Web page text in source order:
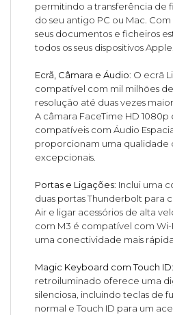
permitindo a transferência de
do seu antigo PC ou Mac.
seus documentos e ficheiros
todos os seus dispositivos Apple.
Ecrã, Câmara e Áudio: O ecrã
compatível com mil milhões
resolução até duas vezes
A câmara FaceTime HD 1080p
compatíveis com Áudio
proporcionam uma qualidade
excepcionais.
Portas e Ligações: Inclui uma
duas portas Thunderbolt para
Air e ligar acessórios de alta
com M3 é compatível com
uma conectividade mais
Magic Keyboard com Touch ID
retroiluminado oferece uma
silenciosa, incluindo teclas de
normal e Touch ID para um